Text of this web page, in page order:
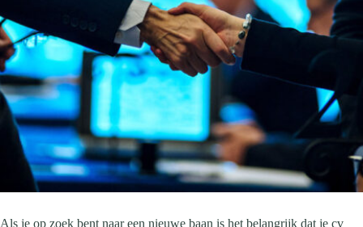
Als je op zoek bent naar een nieuwe baan is het belangrijk dat je cv